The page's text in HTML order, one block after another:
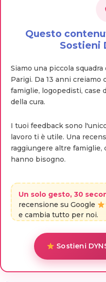
Questo
Sostieni
Siamo una piccola
Parigi. Da 13 anni
famiglie, logopedisti, case
della cura.
I tuoi feedback sono
lavoro ti è utile. Una
raggiungere altre
hanno bisogno.
Un solo gesto, 30
recensione su Google
e cambia tutto per noi.
Sostieni